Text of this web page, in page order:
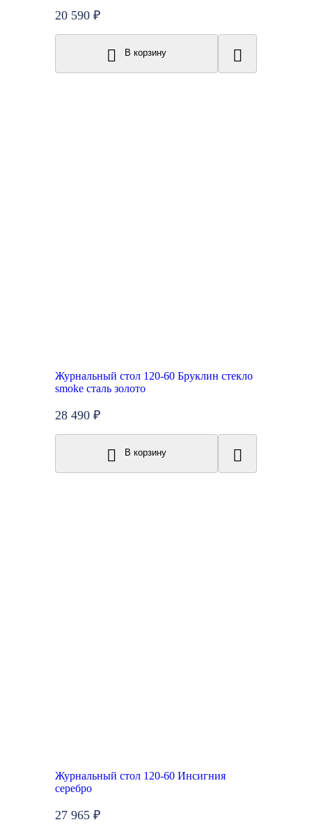
20 590 ₽
В корзину
Журнальный стол 120-60 Бруклин стекло
smoke сталь золото
28 490 ₽
В корзину
Журнальный стол 120-60 Инсигния
серебро
27 965 ₽